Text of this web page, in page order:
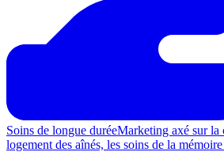
Soins de longue duréeMarketing axé sur la
logement des aînés, les soins de la